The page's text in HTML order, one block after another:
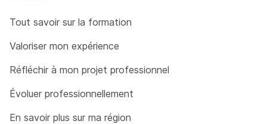
Tout savoir sur la formation
Valoriser mon expérience
Réfléchir à mon projet professionnel
Évoluer professionnellement
En savoir plus sur ma région